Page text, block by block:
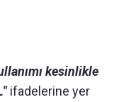
kesinlikle
ifadelerine yer